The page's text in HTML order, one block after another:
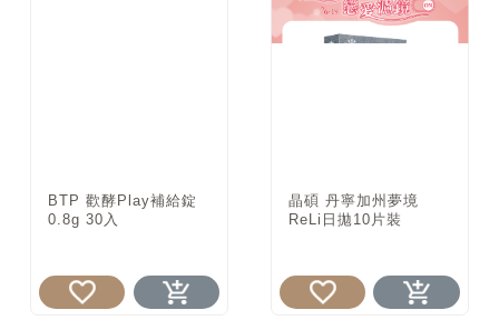
BTP 歡酵Play補給錠
0.8g 30入
晶碩 丹寧加州夢境
ReLi日拋10片裝